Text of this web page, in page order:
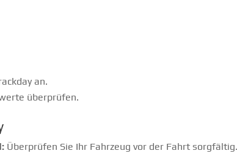
an.
überprüfen.
Überprüfen Sie Ihr Fahrzeug vor der Fahrt sorgfältig.